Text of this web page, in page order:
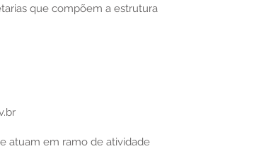
que compõem a estrutura
atuam em ramo de atividade